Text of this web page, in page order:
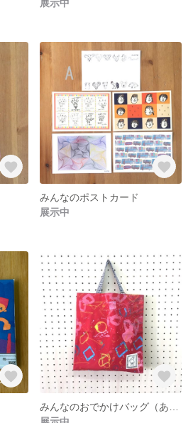
展示中
みんなのポストカード
展示中